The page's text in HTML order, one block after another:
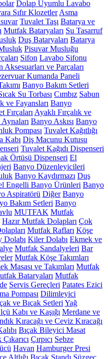
Dolap Uyumlu Lavabo
Sıfır Klozetler Asma
Tuvalet Taşı Batarya ve
Mutfak Bataryaları Su Tasarruf
Duş Bataryaları Batarya
Pisuvar Musluğu
Sifon Lavabo Sifonu
Aksesuarları ve Parçaları
Kumanda Paneli
Banyo Bakım Setleri
Su Torbası Cımbız Sabun
ve Fayansları Banyo
Fırçaları Ayaklı Fırçalık ve
Banyo Askısı Banyo
Pompası Tuvalet Kağıtlığı
Kabı Diş Macunu Kutusu
Tuvalet Kağıdı Dispenseri
Örtüsü Dispenseri El
Banyo Düzenleyicileri
Banyo Kaydırmazı Duş
Engelli Banyo Ürünleri Banyo
Aspiratörü Diğer Banyo
Bakım Setleri Banyo
MUTFAK Mutfak
Hazır Mutfak Dolapları Çok
Mutfak Rafları Köşe
Dolabı Kiler Dolabı Ekmek ve
Mutfak Sandalyeleri Bar
Mutfak Köşe Takımları
Masası ve Takımları Mutfak
Bataryaları Mutfak
Servis Gereçleri Patates Ezici
Pompası Dilimleyici
ve Bıçak Setleri Yağ
Kabı ve Kaşığı Merdane ve
Kıracağı ve Ceviz Kıracağı
Bıçak Bileyici Masat
Çırpıcı Sebze
Havan Hamburger Presi
Altlığı Bıçak Standı Süzgeç